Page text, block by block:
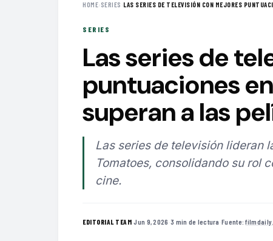
HOME› SERIES ›LAS SERIES DE TELEVISIÓN CON MEJORES
SERIES
Las series de
puntuaciones
superan a las
Las series de televisión lideran
Tomatoes, consolidando su rol
cine.
EDITORIAL TEAM·Jun 9, 2026 ·3 min de lectura ·Fuente: